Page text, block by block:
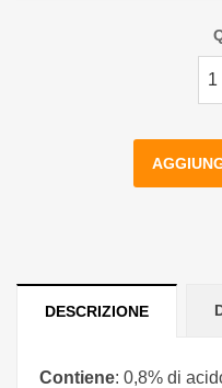
DESCRIZIONE
Contiene: 0,8% di